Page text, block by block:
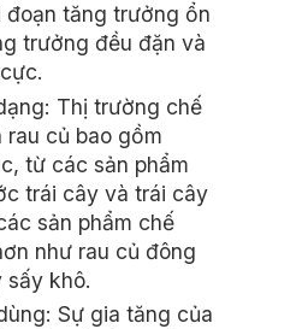
đoạn tăng trưởng ổn
trưởng đều đặn và
Thị trường chế
rau củ bao gồm
từ các sản phẩm
trái cây và trái cây
sản phẩm chế
như rau củ đông
sấy khô.
Sự gia tăng của